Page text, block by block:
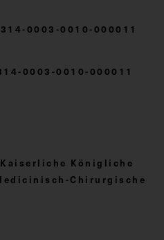
0003-0010-000011
0003-0010-000011
Königliche
Chirurgische